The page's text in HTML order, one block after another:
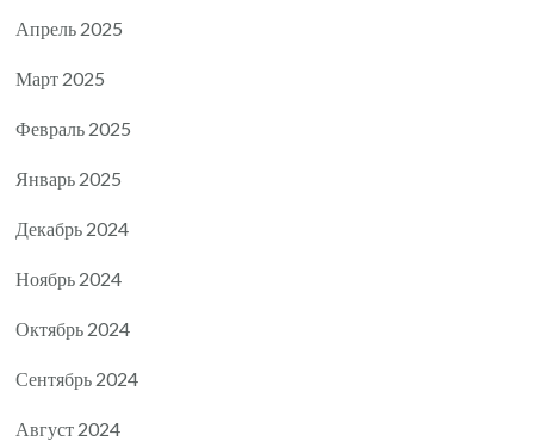
Апрель 2025
Март 2025
Февраль 2025
Январь 2025
Декабрь 2024
Ноябрь 2024
Октябрь 2024
Сентябрь 2024
Август 2024